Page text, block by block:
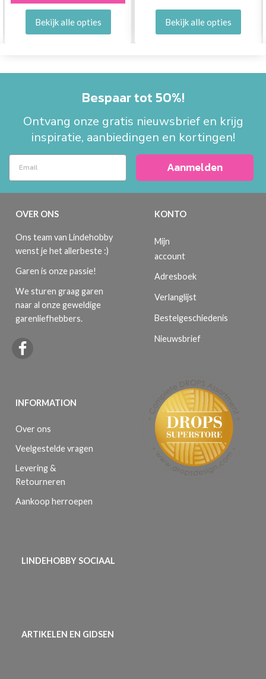
Bekijk alle opties Bekijk alle opties
Bespaar tot 50%!
Ontvang onze gratis nieuwsbrief en krijg
inspiratie, aanbiedingen en kortingen!
Aanmelden
OVER ONS
Ons team van Lindehobby
wenst je het allerbeste :)
Garen is onze passie!
We sturen graag garen
naar al onze geweldige
garenliefhebbers.
INFORMATION
Over ons
Veelgestelde vragen
Levering &
Retourneren
Aankoop herroepen
KONTO
Mijn
account
Adresboek
Verlanglijst
Bestelgeschiedenis
Nieuwsbrief
LINDEHOBBY SOCIAAL
ARTIKELEN EN GIDSEN